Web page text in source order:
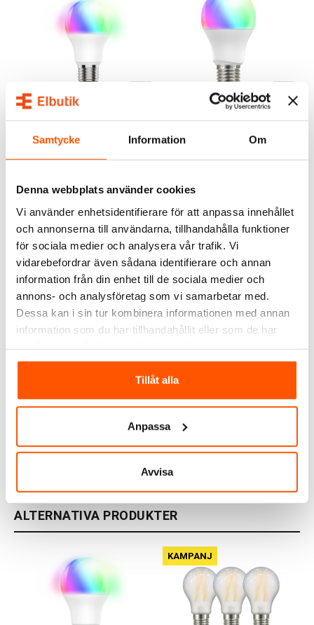
Samtycke Information Om
Denna webbplats använder cookies
Vi använder enhetsidentifierare för att anpassa innehållet
och annonserna till användarna, tillhandahålla funktioner
för sociala medier och analysera vår trafik. Vi
vidarebefordrar även sådana identifierare och annan
information från din enhet till de sociala medier och
annons- och analysföretag som vi samarbetar med.
Dessa kan i sin tur kombinera informationen med annan
information som du har tillhandahållit eller som de har
Tillåt alla
Anpassa
Avvisa
Namron ZigBee LED E27
Dim
Namron
269,00 kr
Namron Matter WiFi LED-
159,00 kr
från80,00 kr
E27 10,5W 2700K Dim
69,00 kr
ALTERNATIVA PRODUKTER
KAMPANJ